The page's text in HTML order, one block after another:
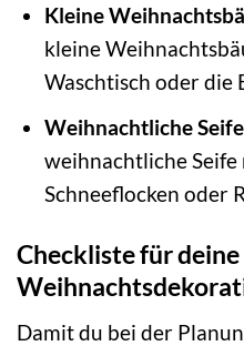
Kleine
kleine
Waschtisch oder die
Weihnachtliche
weihnachtliche
Schneeflocken oder
Checkliste für
Damit du bei der